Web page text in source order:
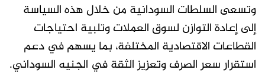
وتسعى السلطات السودانية من خلال هذه السياسة
إلى إعادة التوازن لسوق العملات وتلبية احتياجات
القطاعات الاقتصادية المختلفة، بما يسهم في دعم
استقرار سعر الصرف وتعزيز الثقة في الجنيه السوداني.